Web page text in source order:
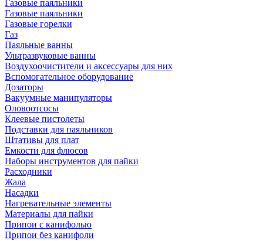
Газовые паяльники
Газовые паяльники
Газовые горелки
Газ
Паяльные ванны
Ультразвуковые ванны
Воздухоочистители и аксессуары для них
Вспомогательное оборудование
Дозаторы
Вакуумные манипуляторы
Оловоотсосы
Клеевые пистолеты
Подставки для паяльников
Штативы для плат
Емкости для флюсов
Наборы инструментов для пайки
Расходники
Жала
Насадки
Нагревательные элементы
Материалы для пайки
Припои с канифолью
Припои без канифоли